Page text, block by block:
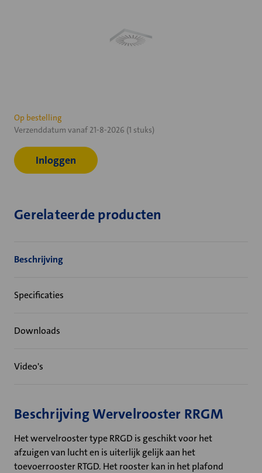
Huidige
voorraad:
Op bestelling
Verzenddatum vanaf 21-8-2026 (1 stuks)
Inloggen
Gerelateerde producten
Beschrijving
Specificaties
Downloads
Video's
Beschrijving Wervelrooster RRGM
Het wervelrooster type RRGD is geschikt voor het
afzuigen van lucht en is uiterlijk gelijk aan het
toevoerrooster RTGD. Het rooster kan in het plafond